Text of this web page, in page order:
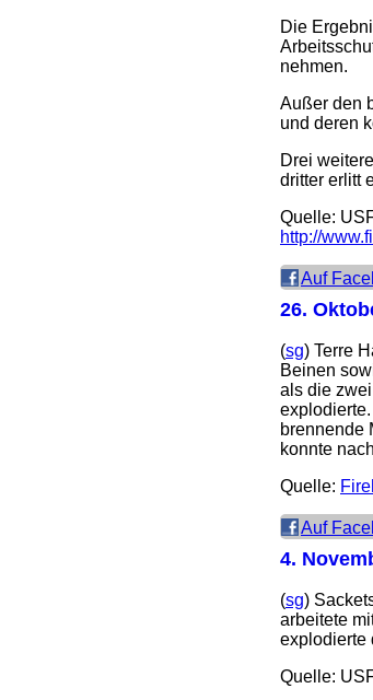
Die
nehmen.
Außer den
und deren
Drei
dritter erlitt
Quelle:
http://
Auf
26.
(sg) Terre
Beinen
als die
brennende
konnte
Quelle:
Auf
4.
(sg)
arbeitete
explodierte
Quelle: